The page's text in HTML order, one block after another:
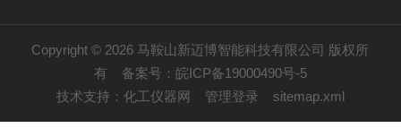
Copyright © 2026 马鞍山新迈博智能科技有限公司 版权所
有 备案号：皖ICP备19000490号-5
技术支持： 化工仪器网 管理登录 sitemap.xml